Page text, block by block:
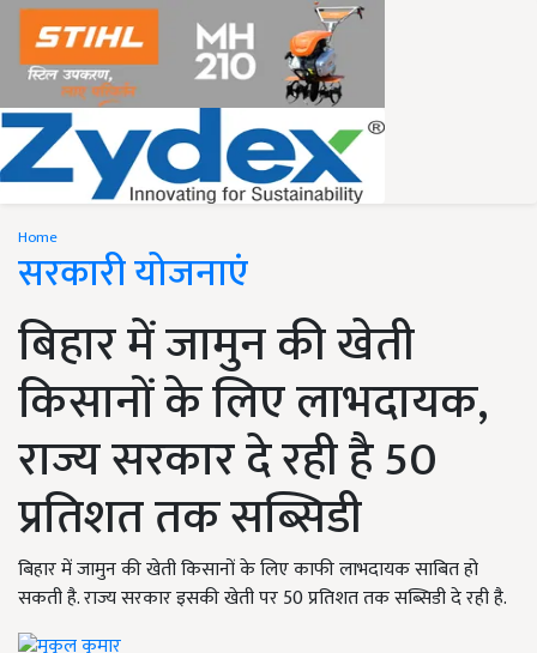
Home
सरकारी योजनाएं
बिहार में जामुन की खेती
किसानों के लिए लाभदायक,
राज्य सरकार दे रही है 50
प्रतिशत तक सब्सिडी
बिहार में जामुन की खेती किसानों के लिए काफी लाभदायक साबित हो
सकती है. राज्य सरकार इसकी खेती पर 50 प्रतिशत तक सब्सिडी दे रही है.